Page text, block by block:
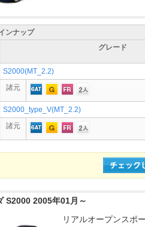
ンナップ
グレード
S2000(MT_2.2)
諸元
S2000_type_V(MT_2.2)
諸元
S2000 2005年01月～
リアルオープンスポ